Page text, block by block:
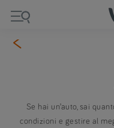
Se hai un’auto, sai
condizioni e gestire al